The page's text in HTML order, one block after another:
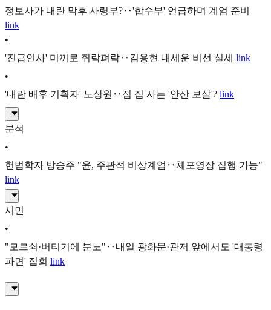
정보사가 내란 막후 사령부?‥'합수부' 언급하며 계엄 준비
link
•
'진급인사' 미끼로 쥐락펴락‥김용현 내세운 비선 실세 link
•
'내란 배후 기획자' 노상원‥점 집 사는 '안산 보살'? link
분석
•
헌법학자 방승주 "윤, 주관적 비상계엄‥체포영장 집행 가능"
link
시민
•
"모르쇠·버티기에 분노"‥내일 광화문·관저 앞에서도 '대통령
파면' 집회 link